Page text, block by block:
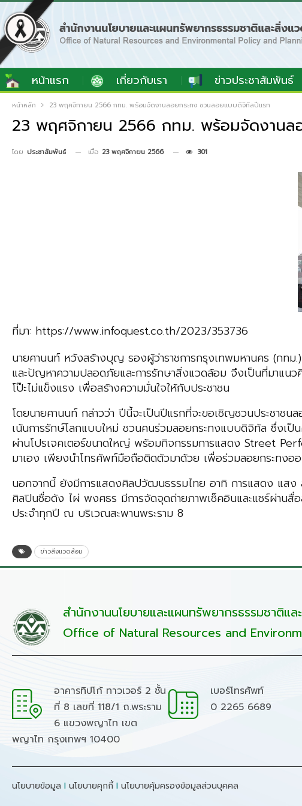
หน้าแรก เกี่ยวกับเรา ข่าวประชาสัมพันธ์
หน้าหลัก 23 พฤศจิกายน 2566 กทม. พร้อมจัดงานลอยกระทง ชวนลอยแบบดิจิทัลปีแรก
23 พฤศจิกายน 2566 กทม. พร้อมจัดงาน
โดย ประชาสัมพันธ์ เมื่อ 23 พฤศจิกายน 2566 301
ที่มา: https://www.infoquest.co.th/2023/353736
นายศานนท์ หวังสร้างบุญ รองผู้ว่าราชการกรุงเทพมหานคร (กท
และปัญหาความปลอดภัยและการรักษาสิ่งแวดล้อม จึงเป็นที่มาแ
โป๊ะไม่แข็งแรง เพื่อสร้างความมั่นใจให้กับประชาชน
โดยนายศานนท์ กล่าวว่า ปีนี้จะเป็นปีแรกที่จะขอเชิญชวนประชาช
เน้นการรักษ์โลกแบบใหม่ ชวนคนร่วมลอยกระทงแบบดิจิทัล ซึ่งเป็
ผ่านโปรเจคเตอร์ขนาดใหญ่ พร้อมกิจกรรมการแสดง Street
มาเอง เพียงนำโทรศัพท์มือถือติดตัวมาด้วย เพื่อร่วมลอยกระทงอ
นอกจากนี้ ยังมีการแสดงศิลปวัฒนธรรมไทย อาทิ การแสดง แสง
ศิลปินชื่อดัง ไผ่ พงศธร มีการจัดจุดถ่ายภาพเช็คอินและแชร์ผ่าน
ประจำทุกปี ณ บริเวณสะพานพระราม 8
ข่าวสิ่งแวดล้อม
สำนักงานนโยบายและแผนทรัพยากรธรรมชาติแ
Office of Natural Resources and
อาคารทิปโก้ ทาวเวอร์ 2 ชั้น
ที่ 8 เลขที่ 118/1 ถ.พระราม
6 แขวงพญาไท เขต
พญาไท กรุงเทพฯ 10400
เบอร์โทรศัพท์
0 2265 6689
นโยบายข้อมูล I นโยบายคุกกี้ I นโยบายคุ้มครองข้อมูลส่วนบุคคล